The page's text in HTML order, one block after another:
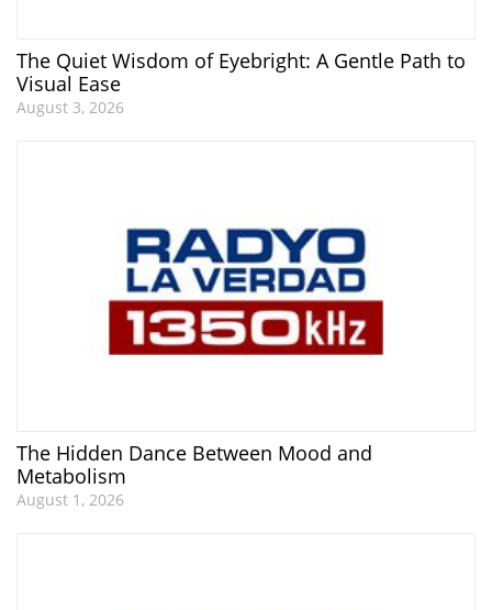
The Quiet Wisdom of Eyebright: A Gentle Path to
Visual Ease
August 3, 2026
The Hidden Dance Between Mood and
Metabolism
August 1, 2026